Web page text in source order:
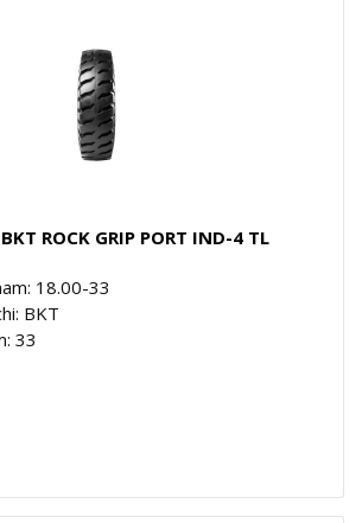
ROCK GRIP PORT IND-4 TL
18.00-33
BKT
33